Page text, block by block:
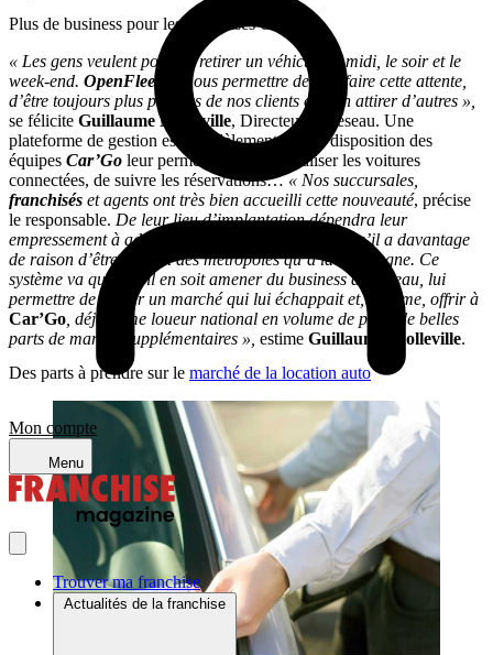
Mon compte
Menu
Trouver ma franchise
Actualités de la franchise
Plus de business pour les franchisésCar’Go
« Les gens veulent pouvoir retirer un véhicule le midi, le soir et le
week-end. OpenFleet
va nous permettre de satisfaire cette attente,
d’être toujours plus proches de nos clients et d’en attirer d’autres »,
se félicite Guillaume Molleville, Directeur du réseau. Une
plateforme de gestion est parallèlement mise à disposition des
équipes Car’Go leur permettant de géolocaliser les voitures
connectées, de suivre les réservations…« Nos succursales,
franchisés et agents ont très bien accueilli cette nouveauté, précise
le responsable. De leur lieu d’implantation dépendra leur
empressement à adopter le boîtier : il est certain qu’il a davantage
de raison d’être au sein des métropoles qu’à la campagne. Ce
système va quoi qu’il en soit amener du business au réseau, lui
permettre de capter un marché qui lui échappait et, à terme, offrir à
Car’Go , déjà 7ème loueur national en volume de parc, de belles
parts de marché supplémentaires », estime Guillaume Molleville.
Des parts à prendre sur le marché de la location auto